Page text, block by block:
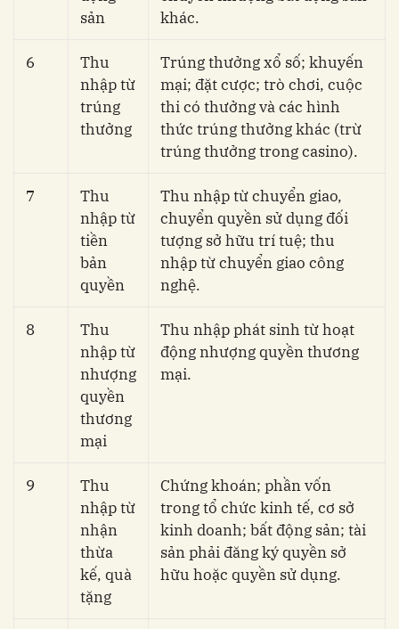
sản
khác.
6
Thu
nhập từ
trúng
thưởng
Trúng thưởng xổ số; khuyến
mại; đặt cược; trò chơi, cuộc
thi có thưởng và các hình
thức trúng thưởng khác (trừ
trúng thưởng trong casino).
7
Thu
nhập từ
tiền
bản
quyền
Thu nhập từ chuyển giao,
chuyển quyền sử dụng đối
tượng sở hữu trí tuệ; thu
nhập từ chuyển giao công
nghệ.
8
Thu
nhập từ
nhượng
quyền
thương
mại
Thu nhập phát sinh từ hoạt
động nhượng quyền thương
mại.
9
Thu
nhập từ
nhận
thừa
kế, quà
tặng
Chứng khoán; phần vốn
trong tổ chức kinh tế, cơ sở
kinh doanh; bất động sản; tài
sản phải đăng ký quyền sở
hữu hoặc quyền sử dụng.